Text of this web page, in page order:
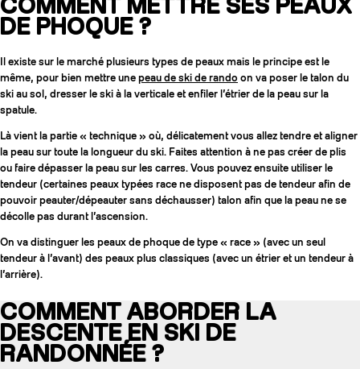
DE PHOQUE ?
Il existe sur le marché plusieurs types de peaux mais le principe est le
même, pour bien mettre une peau de ski de rando on va poser le talon du
ski au sol, dresser le ski à la verticale et enfiler l’étrier de la peau sur la
spatule.
Là vient la partie « technique » où, délicatement vous allez tendre et aligner
la peau sur toute la longueur du ski. Faites attention à ne pas créer de plis
ou faire dépasser la peau sur les carres. Vous pouvez ensuite utiliser le
tendeur (certaines peaux typées race ne disposent pas de tendeur afin de
pouvoir peauter/dépeauter sans déchausser) talon afin que la peau ne se
décolle pas durant l’ascension.
On va distinguer les peaux de phoque de type « race » (avec un seul
tendeur à l’avant) des peaux plus classiques (avec un étrier et un tendeur à
l’arrière).
COMMENT ABORDER LA
DESCENTE EN SKI DE
RANDONNÉE ?